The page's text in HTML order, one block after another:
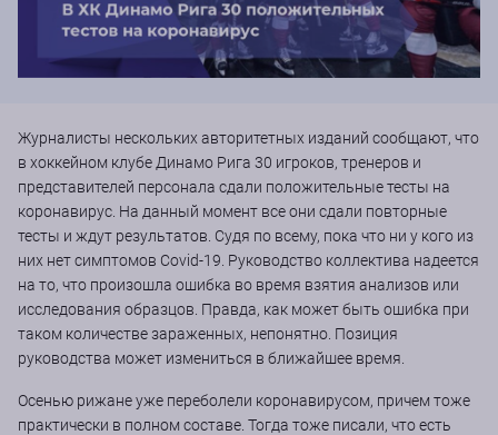
Журналисты нескольких авторитетных изданий сообщают, что
в хоккейном клубе Динамо Рига 30 игроков, тренеров и
представителей персонала сдали положительные тесты на
коронавирус. На данный момент все они сдали повторные
тесты и ждут результатов. Судя по всему, пока что ни у кого из
них нет симптомов Covid-19. Руководство коллектива надеется
на то, что произошла ошибка во время взятия анализов или
исследования образцов. Правда, как может быть ошибка при
таком количестве зараженных, непонятно. Позиция
руководства может измениться в ближайшее время.
Осенью рижане уже переболели коронавирусом, причем тоже
практически в полном составе. Тогда тоже писали, что есть